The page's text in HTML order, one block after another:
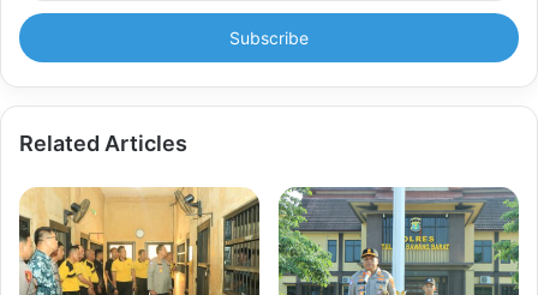
Email
address
Related Articles